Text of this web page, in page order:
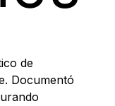
de
Documentó